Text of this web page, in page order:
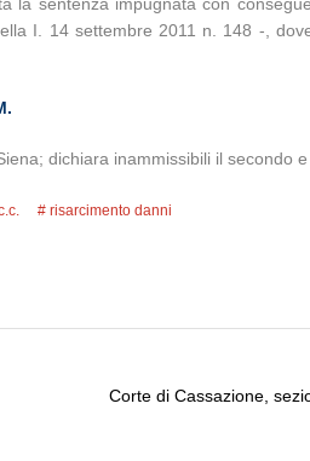
I. 14 settembre 2011 n. 148 -,
dichiara inammissibili il secondo
risarcimento danni
Corte di Cassazione,